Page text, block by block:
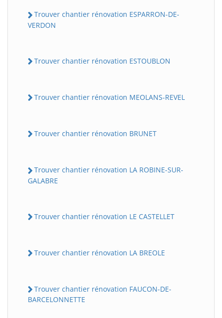
Trouver chantier rénovation ESPARRON-DE-
VERDON
Trouver chantier rénovation ESTOUBLON
Trouver chantier rénovation MEOLANS-REVEL
Trouver chantier rénovation BRUNET
Trouver chantier rénovation LA ROBINE-SUR-
GALABRE
Trouver chantier rénovation LE CASTELLET
Trouver chantier rénovation LA BREOLE
Trouver chantier rénovation FAUCON-DE-
BARCELONNETTE